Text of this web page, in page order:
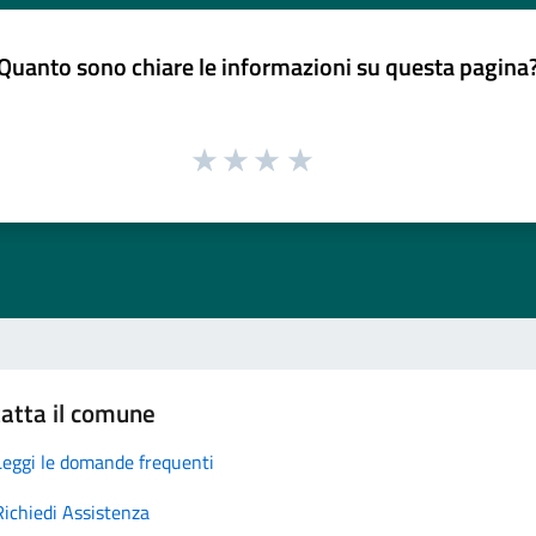
sono chiare le informazioni su questa
il comune
le domande frequenti
Assistenza